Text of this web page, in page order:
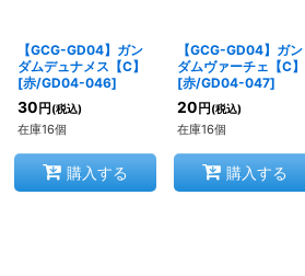
【GCG-GD04】ガン
ダムデュナメス【C】
[赤/GD04-046]
30 円 (税込)
在庫16個
購入する
【GCG-GD04】ガン
ダムヴァーチェ【C】
[赤/GD04-047]
20 円 (税込)
在庫16個
購入する